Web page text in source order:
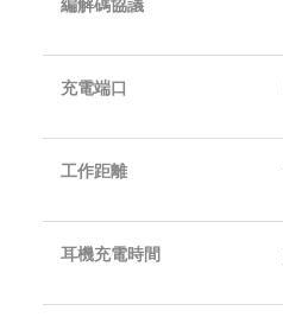
編解碼協議
充電端口
工作距離
耳機充電時間